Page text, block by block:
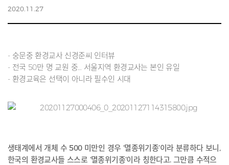
2020.11.27
- 숭문중 환경교사 신경준씨 인터뷰
- 전국 50만 명 교원 중… 서울지역 환경교사는 본인 유일
- 환경교육은 선택이 아니라 필수인 시대
생태계에서 개체 수 500 미만인 경우 ‘멸종위기종’이라 분류하다 보니,
한국의 환경교사들 스스로 ‘멸종위기종’이라 칭한다고. 그만큼 수적으